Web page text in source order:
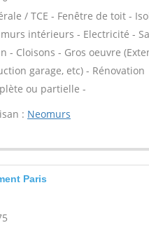
/ TCE - Fenêtre de toit -
intérieurs - Electricité -
- Cloisons - Gros oeuvre
garage, etc) - Rénovation
ou partielle -
: Neomurs
Paris